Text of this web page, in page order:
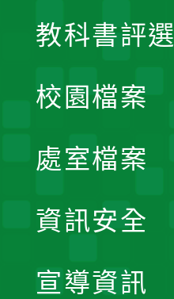
教科書評選
校園檔案
處室檔案
資訊安全
宣導資訊